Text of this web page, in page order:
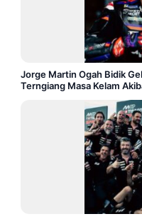
Jorge Martin Ogah Bidik
Terngiang Masa Kelam